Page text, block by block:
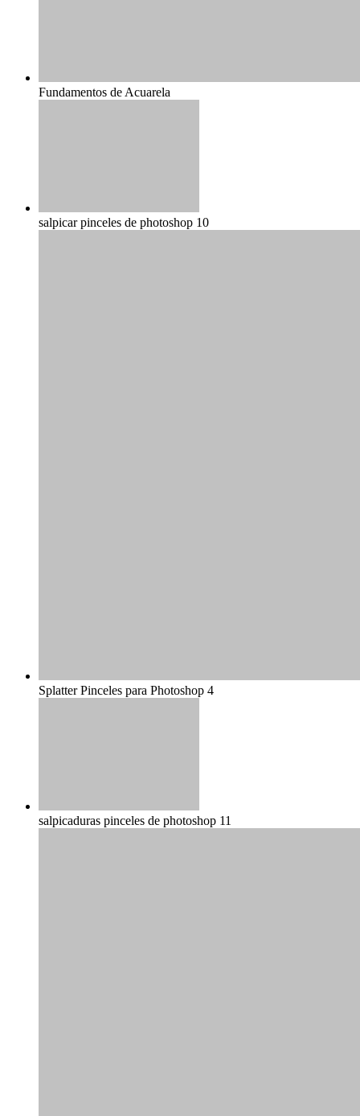
Fundamentos de Acuarela
salpicar pinceles de photoshop 10
Splatter Pinceles para Photoshop 4
salpicaduras pinceles de photoshop 11